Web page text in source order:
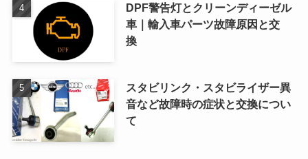
DPF警告灯とクリーンディーゼル
車｜輸入車パーツ故障原因と交
換
スタビリンク・スタビライザー異
音など故障時の症状と交換につい
て